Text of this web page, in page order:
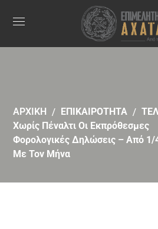
ΑΡΧΙΚΗ ΕΠΙΚΑΙΡΟΤΗΤΑ
Χωρίς Πέναλτι Οι Εκπρόθεσμες
Φορολογικές Δηλώσεις – Από
Με Τον Μήνα